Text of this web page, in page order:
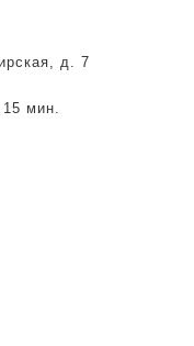
д. 7
мин.